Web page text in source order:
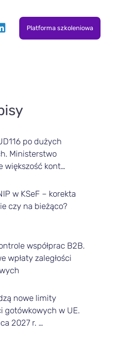
Platforma szkoleniowa
po dużych
Ministerstwo
większość kont…
w KSeF – korekta
czy na bieżąco?
współprac B2B.
wpłaty zaległości
nowe limity
gotówkowych w UE.
2027 r. …